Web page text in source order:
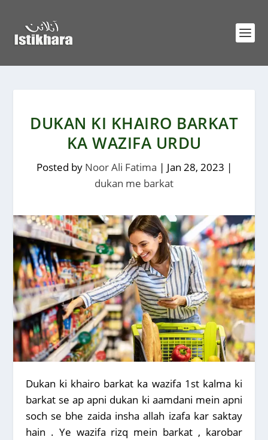
DUKAN KI KHAIRO BARKAT
KA WAZIFA URDU
Posted by Noor Ali Fatima | Jan 28, 2023 |
dukan me barkat
Dukan ki khairo barkat ka wazifa 1st kalma ki
barkat se ap apni dukan ki aamdani mein apni
soch se bhe zaida insha allah izafa kar saktay
hain . Ye wazifa rizq mein barkat , karobar